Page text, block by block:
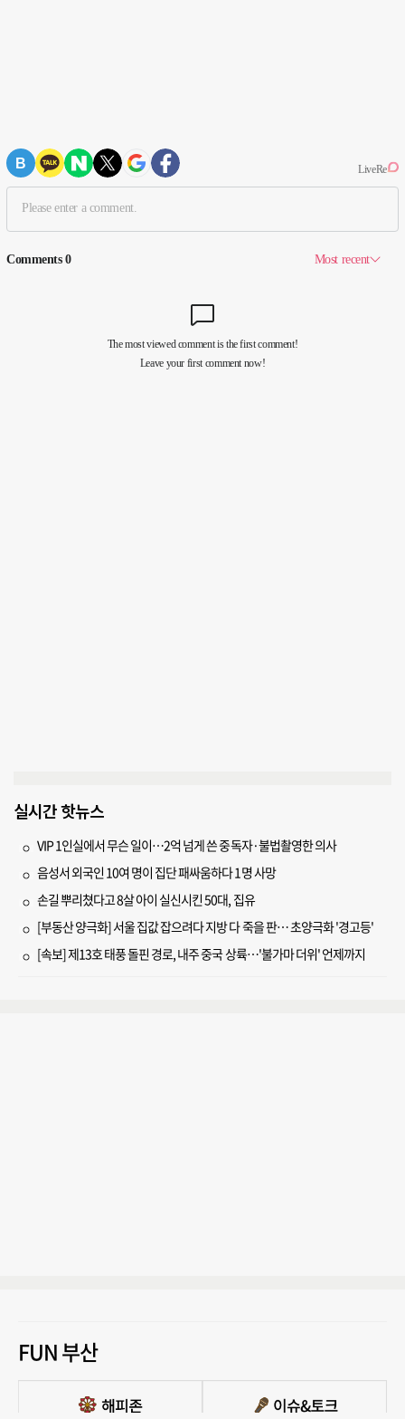
실시간 핫뉴스
VIP 1인실에서 무슨 일이…2억 넘게 쓴 중독자·불법촬영한 의사
음성서 외국인 10여 명이 집단 패싸움하다 1명 사망
손길 뿌리쳤다고 8살 아이 실신시킨 50대, 집유
[부동산 양극화] 서울 집값 잡으려다 지방 다 죽을 판… 초양극화 '경고등'
[속보] 제13호 태풍 돌핀 경로, 내주 중국 상륙…'불가마 더위' 언제까지
FUN 부산